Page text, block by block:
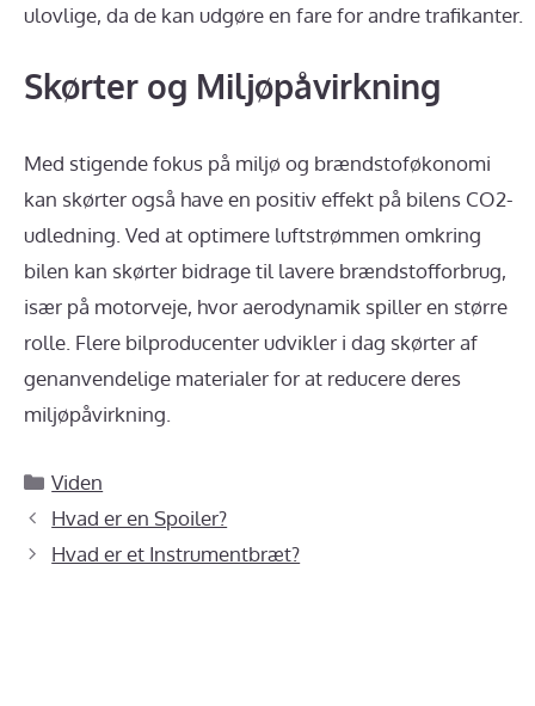
ulovlige, da de kan udgøre en fare for andre trafikanter.
Skørter og Miljøpåvirkning
Med stigende fokus på miljø og brændstoføkonomi
kan skørter også have en positiv effekt på bilens CO2-
udledning. Ved at optimere luftstrømmen omkring
bilen kan skørter bidrage til lavere brændstofforbrug,
især på motorveje, hvor aerodynamik spiller en større
rolle. Flere bilproducenter udvikler i dag skørter af
genanvendelige materialer for at reducere deres
miljøpåvirkning.
Kategorier
Viden
Hvad er en Spoiler?
Hvad er et Instrumentbræt?